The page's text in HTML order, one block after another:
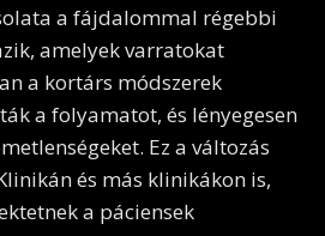
a fájdalommal régebbi
amelyek varratokat
a kortárs módszerek
a folyamatot, és lényegesen
Ez a változás
és más klinikákon is,
a páciensek